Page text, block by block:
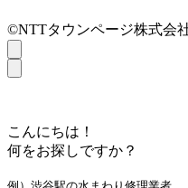
©NTTタウンページ株式会社
こんにちは！
何をお探しですか？